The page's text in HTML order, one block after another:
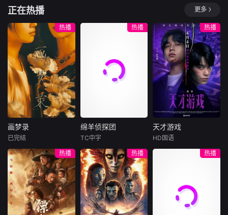
美食，让每一个人
到了归属感。
深度还原马士基阿
拉巴马号劫持事件
全貌，拆解公海反
海盗作战的规则与
博弈，厘清好莱坞
英雄叙事与真实事
件的边界。
局到战争无赢家的
终局反思，五集深
度拆解现代局部战
争中最隐蔽的空地
协同作战，撕开英
雄滤镜下的战争残
酷真相。
本付费节目非正
片，二战美军空军
基地，飞行员被困
在永远看不到头的
轰炸任务中，第二
十二条军规用自相
矛盾的逻辑闭环锁
死所有逃生路径。
从军官用士兵性命
堆砌晋升履历，到
炊事官跨国倒卖军
火轰炸己方阵地牟
利，从战友意外死
亡的精神崩溃到罗
马街头的战争荒
诞，五集深度拆解
这部黑色幽默经
典，揭露僵化军事
官僚体系对人性的
极致碾压。
伊拉克拉马迪民居
战场。从前沿侦察
到通讯失联，从爆
炸重伤到记忆断
的真相。彻底打破
特种部队无所不能
的神话，呈现训练
与装备无法消除的
战场不确定性，揭
示战争创伤如何伴
随亲历者一生，读
懂普通士兵在绝境
中仍不放弃彼此的
生存本能。
《卷舒风云说帝
王》是一档叙述历
史的纪录片类节
目，节目是由张贞
杰主持、制作，以
尽量详实的史料为
依据，每一集讲述
一位中国皇帝的事
迹，剖析重大历史
事件发生的原因，
用通俗易懂的语言
及图像呈现给大
家。
正在热播 更多
热播
画梦录
林柏叡
民国的上海滩，身
怀绝技的孤女画师
许雁真，意外与身
陷危局的融汇银行
总账姜心羽产生交
画梦录
已完结
热播
绵羊侦探团
尼可拉斯·博朗
尼古拉斯·加利齐纳
牧羊人乔治
（休·杰克曼饰）最
爱给羊群读侦探小
说，没想到自己有
绵羊侦探团
TC中字
热播
天才游戏
饰），被偏执富家
公子陈伦（丁禹兮
饰）选中，被迫踏
天才游戏
HD国语
热播
热播 热播